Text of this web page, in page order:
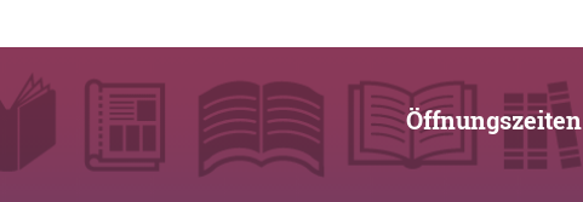
Öffnungszeiten